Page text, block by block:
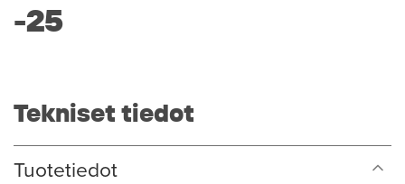
-25
Tekniset tiedot
Tuotetiedot